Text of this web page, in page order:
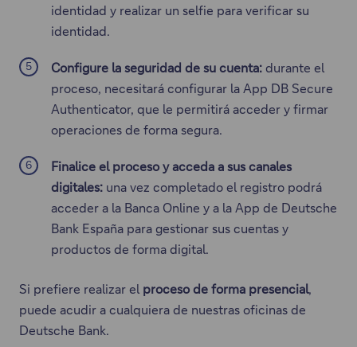
a
identidad y realizar un selfie para verificar su
identidad.
Configure la seguridad de su cuenta: durante el
proceso, necesitará configurar la App DB Secure
Authenticator, que le permitirá acceder y firmar
operaciones de forma segura.
Finalice el proceso y acceda a sus canales
digitales: una vez completado el registro podrá
acceder a la Banca Online y a la App de Deutsche
Bank España para gestionar sus cuentas y
productos de forma digital.
Si prefiere realizar el proceso de forma presencial,
puede acudir a cualquiera de nuestras oficinas de
Deutsche Bank.